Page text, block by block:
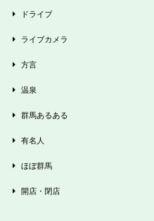
ドライブ
ライブカメラ
方言
温泉
群馬あるある
有名人
ほぼ群馬
開店・閉店